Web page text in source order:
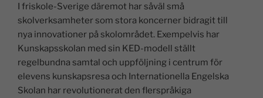
I friskole-Sverige däremot har såväl små
skolverksamheter som stora koncerner bidragit till
nya innovationer på skolområdet. Exempelvis har
Kunskapsskolan med sin KED-modell ställt
regelbundna samtal och uppföljning i centrum för
elevens kunskapsresa och Internationella Engelska
Skolan har revolutionerat den flerspråkiga